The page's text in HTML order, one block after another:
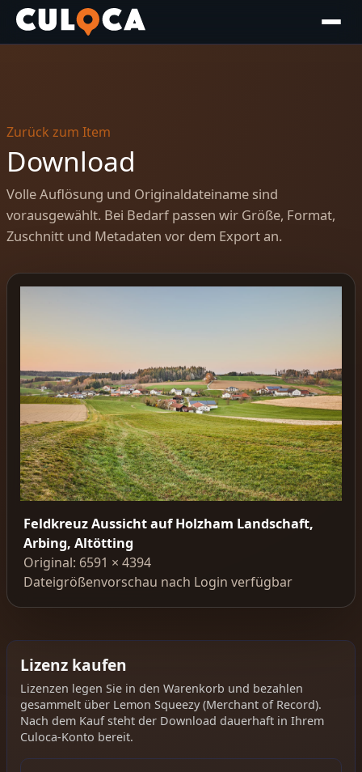
Zurück zum Item
Download
Volle Auflösung und Originaldateiname sind
vorausgewählt. Bei Bedarf passen wir Größe, Format,
Zuschnitt und Metadaten vor dem Export an.
Feldkreuz Aussicht auf Holzham Landschaft,
Arbing, Altötting
Original: 6591 × 4394
Dateigrößenvorschau nach Login verfügbar
Lizenz kaufen
Lizenzen legen Sie in den Warenkorb und bezahlen
gesammelt über Lemon Squeezy (Merchant of Record).
Nach dem Kauf steht der Download dauerhaft in Ihrem
Culoca-Konto bereit.